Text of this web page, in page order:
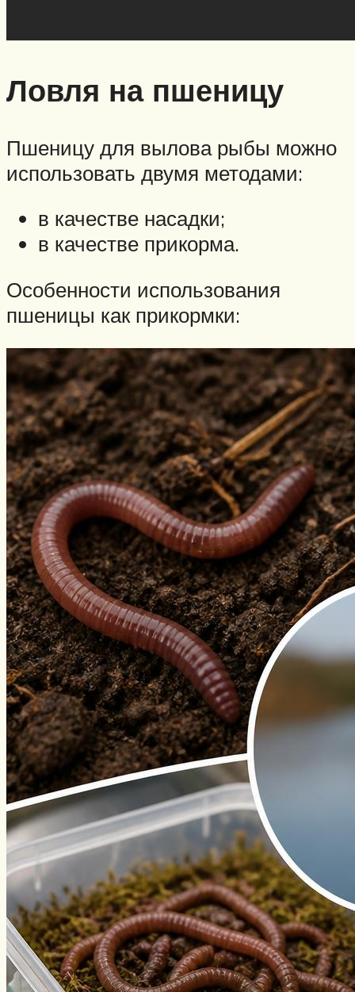
Ловля на пшеницу
Пшеницу для вылова рыбы можно
использовать двумя методами:
в качестве насадки;
в качестве прикорма.
Особенности использования
пшеницы как прикормки: